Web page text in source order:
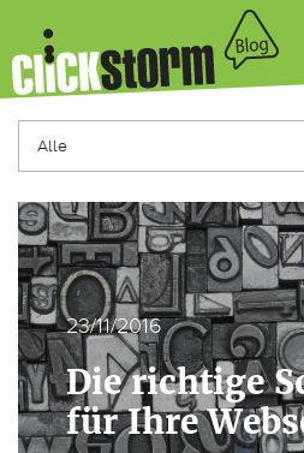
23/11/2016
Die richtige
für Ihre